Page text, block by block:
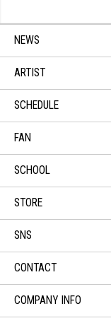
NEWS
ARTIST
SCHEDULE
FAN
SCHOOL
STORE
SNS
CONTACT
COMPANY INFO